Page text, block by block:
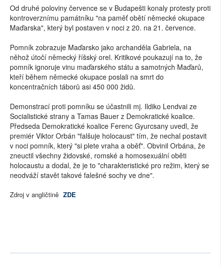
Od druhé poloviny července se v Budapešti konaly protesty proti
kontroverznímu památníku "na paměť obětí německé okupace
Maďarska", který byl postaven v noci z 20. na 21. července.
Pomník zobrazuje Maďarsko jako archanděla Gabriela, na
něhož útočí německý říšský orel. Kritikové poukazují na to, že
pomník ignoruje vinu maďarského státu a samotných Maďarů,
kteří během německé okupace poslali na smrt do
koncentračních táborů asi 450 000 židů.
Demonstrací proti pomníku se účastnili mj. Ildiko Lendvai ze
Socialistické strany a Tamas Bauer z Demokratické koalice.
Předseda Demokratické koalice Ferenc Gyurcsany uvedl, že
premiér Viktor Orbán "falšuje holocaust" tím, že nechal postavit
v noci pomník, který "si plete vraha a oběť". Obvinil Orbána, že
zneuctil všechny židovské, romské a homosexuální oběti
holocaustu a dodal, že je to "charakteristické pro režim, který se
neodváží stavět takové falešné sochy ve dne".
Zdroj v angličtině ZDE